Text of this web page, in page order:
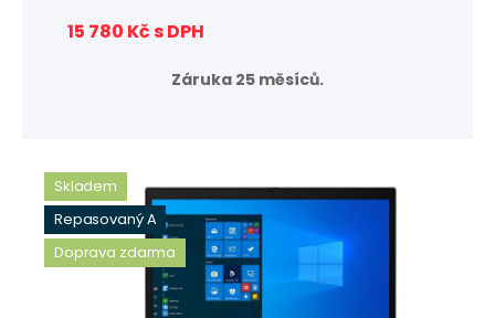
15 780 Kč s DPH
Záruka 25 měsíců.
Skladem
Repasovaný A
Doprava zdarma